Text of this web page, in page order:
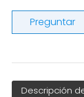
Preguntar
Descripción